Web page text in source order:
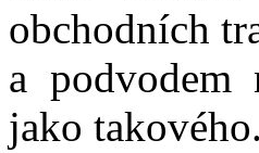
obchodních
a podvodem
jako takového.